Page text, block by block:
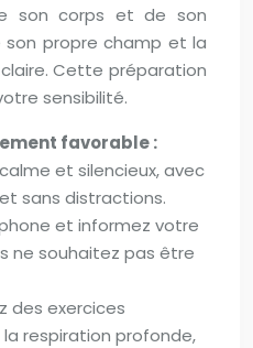
son corps et de son
propre champ et la
Cette préparation
sensibilité.
favorable :
et silencieux, avec
sans distractions.
et informez votre
ne souhaitez pas être
des exercices
la respiration profonde,